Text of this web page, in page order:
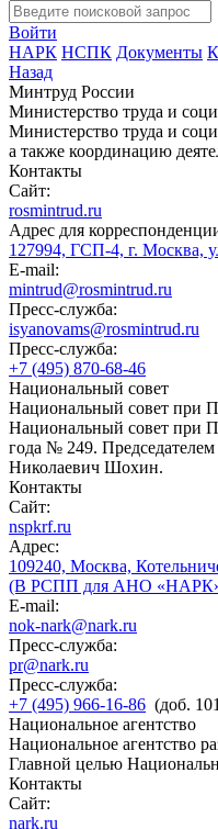
Войти
НАРК НСПК Документы
Назад
Минтруд России
Министерство труда и
Министерство труда и
а также координацию
Контакты
Сайт:
rosmintrud.ru
Адрес для
127994, ГСП-4, г. Москва,
E-mail:
mintrud@rosmintrud.ru
Пресс-служба:
isyanovams@rosmintrud.ru
Пресс-служба:
+7 (495) 870-68-46
Национальный совет
Национальный совет при
Национальный совет при
года № 249.
Николаевич Шохин.
Контакты
Сайт:
nspkrf.ru
Адрес:
109240, Москва,
(В РСПП для АНО
E-mail:
nok-nark@nark.ru
Пресс-служба:
pr@nark.ru
Пресс-служба:
+7 (495) 966-16-86 (доб.
Национальное агентство
Национальное агентство
Главной целью
Контакты
Сайт:
nark.ru